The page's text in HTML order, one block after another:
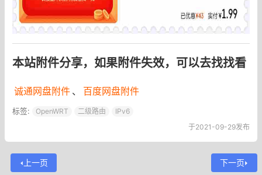
本站附件分享，如果附件失效，可以去找找看
诚通网盘附件 、 百度网盘附件
标签: OpenWRT 二级路由
IPv6
于2021-09-29发布
上一页 下一页